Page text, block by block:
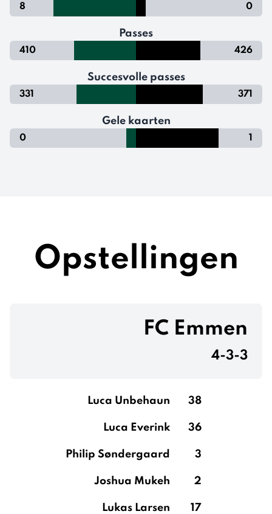
8 0
Passes
410 426
Succesvolle passes
331 371
Gele kaarten
0 1
Opstellingen
FC Emmen
4-3-3
Luca Unbehaun 38
Luca Everink 36
Philip Søndergaard 3
Joshua Mukeh 2
Lukas Larsen 17